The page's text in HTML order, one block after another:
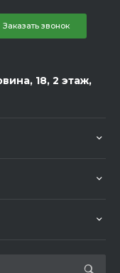
Заказать звонок
18, 2 этаж,